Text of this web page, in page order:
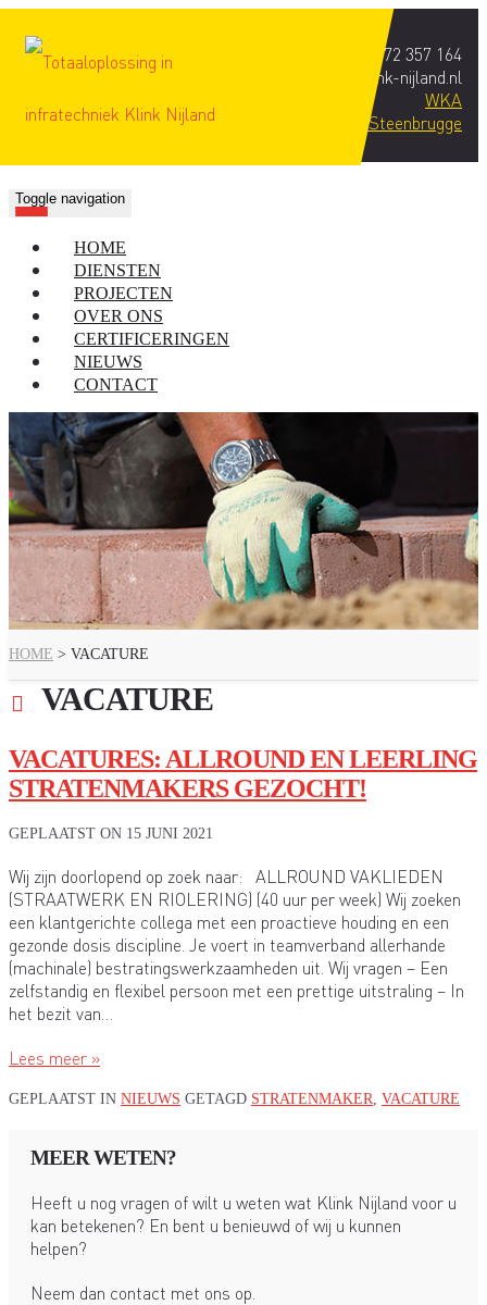
0572 357 164
info@klink-nijland.nl
WKA
Woonrijp maken Steenbrugge
Toggle navigation
HOME
DIENSTEN
PROJECTEN
OVER ONS
CERTIFICERINGEN
NIEUWS
CONTACT
HOME > VACATURE
VACATURE
VACATURES: ALLROUND EN LEERLING
STRATENMAKERS GEZOCHT!
GEPLAATST ON 15 JUNI 2021
Wij zijn doorlopend op zoek naar: ALLROUND VAKLIEDEN
(STRAATWERK EN RIOLERING) (40 uur per week) Wij zoeken
een klantgerichte collega met een proactieve houding en een
gezonde dosis discipline. Je voert in teamverband allerhande
(machinale) bestratingswerkzaamheden uit. Wij vragen – Een
zelfstandig en flexibel persoon met een prettige uitstraling – In
het bezit van…
Lees meer »
GEPLAATST IN NIEUWS GETAGD STRATENMAKER VACATURE
MEER WETEN?
Heeft u nog vragen of wilt u weten wat Klink Nijland voor u
kan betekenen? En bent u benieuwd of wij u kunnen
helpen?
Neem dan contact met ons op.